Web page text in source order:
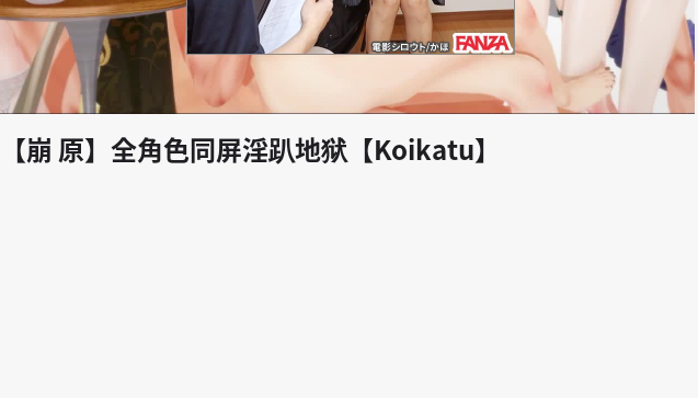
【崩 原】全角色同屏淫趴地狱【Koikatu】